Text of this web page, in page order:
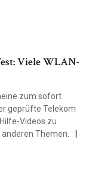
Viele WLAN-
zum sofort
geprüfte Telekom
Videos zu
Themen.